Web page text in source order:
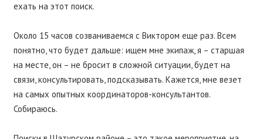
ехать на этот поиск.
Около 15 часов созваниваемся с Виктором еще раз. Всем
понятно, что будет дальше: ищем мне экипаж, я – старшая
на месте, он – не бросит в сложной ситуации, будет на
связи, консультировать, подсказывать. Кажется, мне везет
на самых опытных координаторов-консультантов.
Собираюсь.